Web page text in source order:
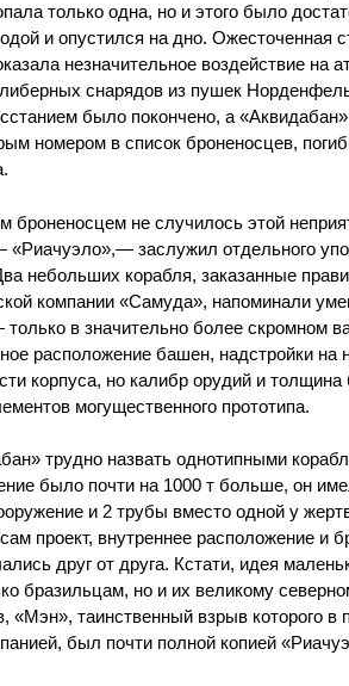
только одна, но и этого было
и опустился на дно. Ожесточенная
незначительное воздействие на
снарядов из пушек
было покончено, а
номером в список броненосцев,
не случилось этой
«Риачуэло»,— заслужил отдельного
небольших корабля, заказанные
компании «Самуда», напоминали
в значительно более скромном
расположение башен, надстройки на
корпуса, но калибр орудий и толщина
могущественного прототипа.
трудно назвать однотипными
было почти на 1000 т больше, он
и 2 трубы вместо одной у
проект, внутреннее расположение и
друг от друга. Кстати, идея
бразильцам, но и их великому
«Мэн», таинственный взрыв которого в
был почти полной копией